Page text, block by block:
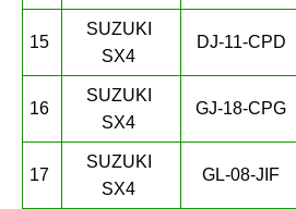
15
SUZUKI
SX4
DJ-11-CPD
16
SUZUKI
SX4
GJ-18-CPG
17
SUZUKI
SX4
GL-08-JIF